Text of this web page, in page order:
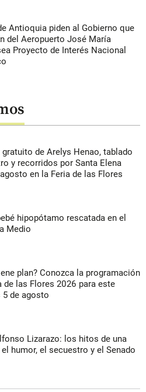
Antioquia piden al Gobierno que
del Aeropuerto José María
Proyecto de Interés Nacional
de Arelys Henao, tablado
y recorridos por Santa Elena
en la Feria de las Flores
hipopótamo rescatada en el
Medio
plan? Conozca la programación
de las Flores 2026 para este
de agosto
Lizarazo: los hitos de una
humor, el secuestro y el Senado